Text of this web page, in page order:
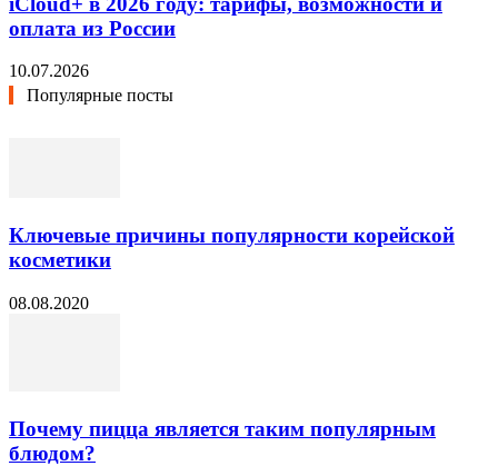
оплата из России
10.07.2026
Популярные посты
Ключевые причины популярности корейской
косметики
08.08.2020
Почему пицца является таким популярным
блюдом?